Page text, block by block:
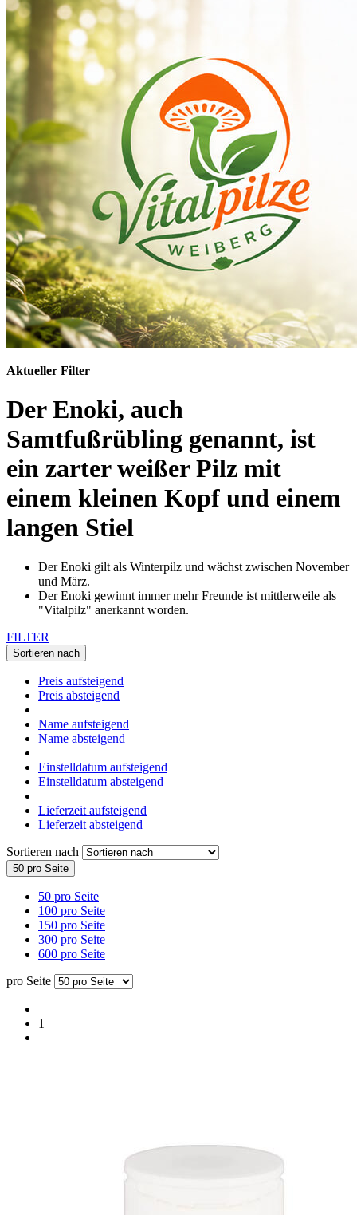
Aktueller Filter
Der Enoki, auch
Samtfußrübling genannt, ist
ein zarter weißer Pilz mit
einem kleinen Kopf und einem
langen Stiel
Der Enoki gilt als Winterpilz und wächst zwischen November
und März.
Der Enoki gewinnt immer mehr Freunde ist mittlerweile als
"Vitalpilz" anerkannt worden.
FILTER
Sortieren nach
Preis aufsteigend
Preis absteigend
Name aufsteigend
Name absteigend
Einstelldatum aufsteigend
Einstelldatum absteigend
Lieferzeit aufsteigend
Lieferzeit absteigend
Sortieren nach
50 pro Seite
50 pro Seite
100 pro Seite
150 pro Seite
300 pro Seite
600 pro Seite
pro Seite
1